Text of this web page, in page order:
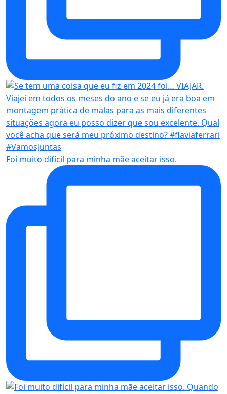
Foi muito difícil para minha mãe aceitar isso.